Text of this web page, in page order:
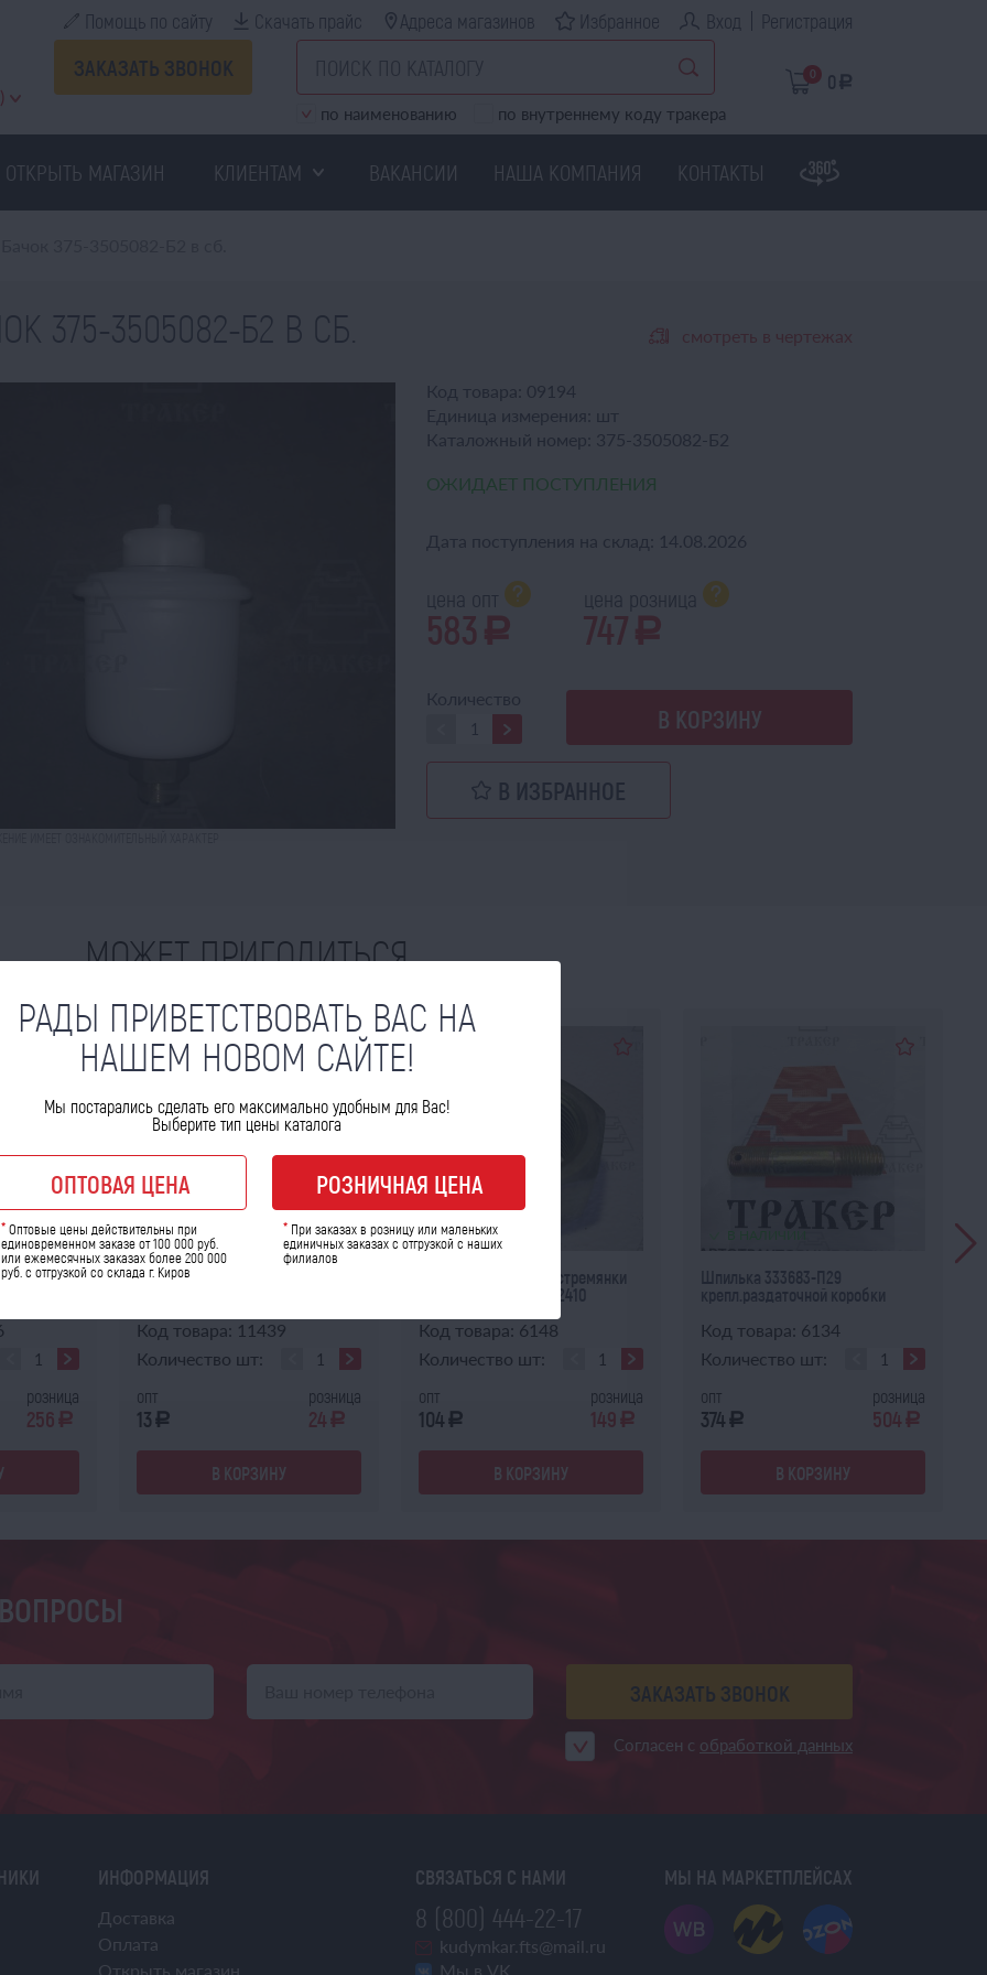
Помощь по сайту Скачать прайс Адреса магазинов Избранное Вход Регистрация
ЗАКАЗАТЬ ЗВОНОК
по наименованию по внутреннему коду тракера
0 0 a
ОТКРЫТЬ МАГАЗИН КЛИЕНТАМ ВАКАНСИИ НАША КОМПАНИЯ КОНТАКТЫ
375-3505082-Б2 В СБ. смотреть в чертежах
Код товара: 09194
Единица измерения:
шт
Каталожный номер: 375-3505082-Б2
ОЖИДАЕТ ПОСТУПЛЕНИЯ
Дата поступления на склад: 14.08.2026
цена опт
583 a
цена розница
747a
Количество
В КОРЗИНУ
В ИЗБРАННОЕ
МОЖЕТ ПРИГОДИТЬСЯ
(Т)РК
розница
256 a
В НАЛИЧИИ
Гайка М10х1 крепления барабана
Код товара: 11439
Количество шт:
опт
13 a
розница
24 a
В КОРЗИНУ
В НАЛИЧИИ
Гайка М27х2 задней стремянки
(5557,55571) 4322-2912410
Код товара: 6148
Количество шт:
опт
104 a
розница
149 a
В КОРЗИНУ
Шпилька 333683-П29
крепл.раздаточной коробки
Код товара: 6134
Количество шт:
опт
374 a
розница
504 a
В КОРЗИНУ
ЗАКАЗАТЬ ЗВОНОК
Согласен с обработкой данных
ИНФОРМАЦИЯ
Доставка
Оплата
Открыть магазин
СВЯЗАТЬСЯ С НАМИ
8 (800) 444-22-17
kudymkar.fts@mail.ru
Мы в VK
МЫ НА МАРКЕТПЛЕЙСАХ
РАДЫ ПРИВЕТСТВОВАТЬ ВАС НА
НАШЕМ НОВОМ САЙТЕ!
Мы постарались сделать его максимально удобным для Вас!
Выберите тип цены каталога
ОПТОВАЯ ЦЕНА
*Оптовые цены действительны при
единовременном заказе от 100 000 руб.
или ежемесячных заказах более 200 000
руб. с отгрузкой со склада г. Киров
РОЗНИЧНАЯ ЦЕНА
* При заказах в розницу или маленьких
единичных заказах с отгрузкой с наших
филиалов